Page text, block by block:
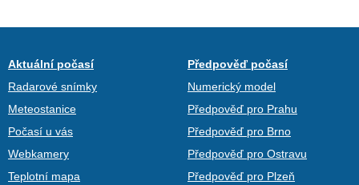
Aktuální počasí
Radarové snímky
Meteostanice
Počasí u vás
Webkamery
Teplotní mapa
Předpověď počasí
Numerický model
Předpověď pro Prahu
Předpověď pro Brno
Předpověď pro Ostravu
Předpověď pro Plzeň